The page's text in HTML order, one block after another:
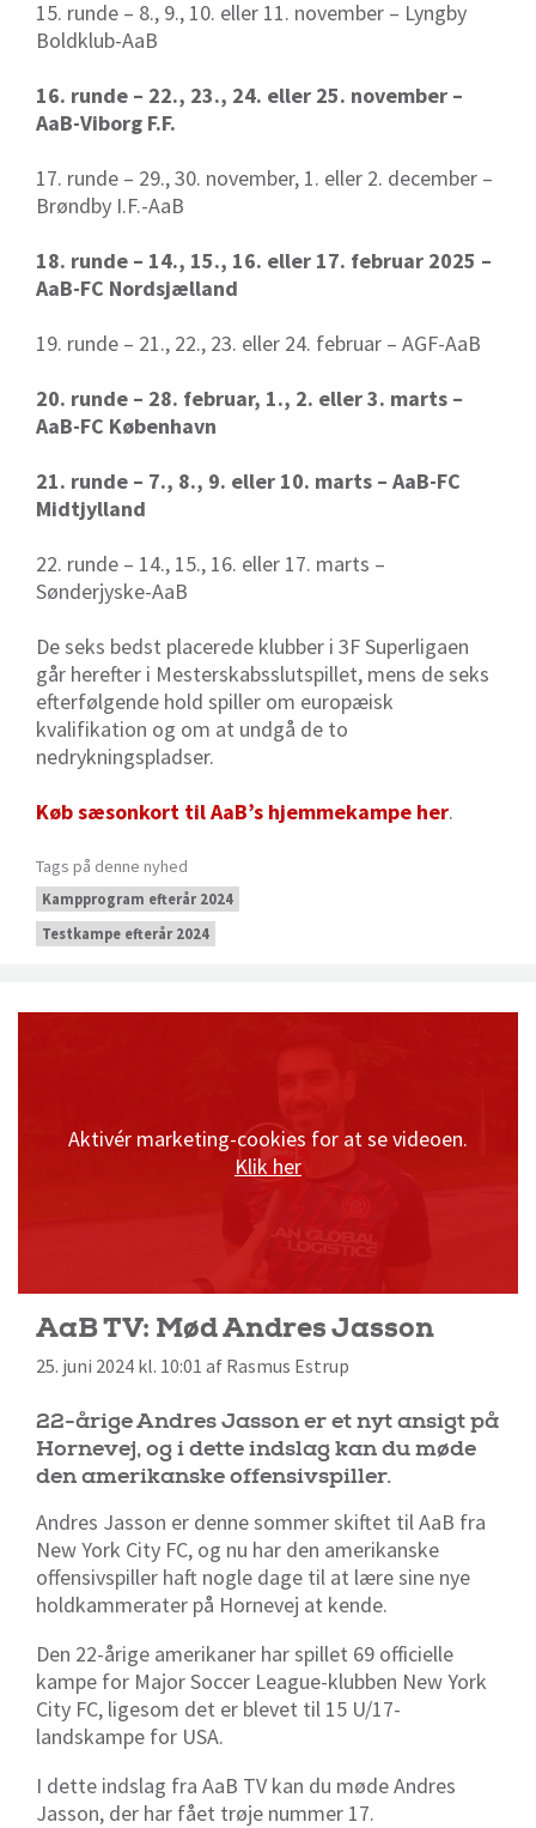
15. runde – 8., 9., 10. eller 11. november – Lyngby
Boldklub-AaB
16. runde – 22., 23., 24. eller 25. november –
AaB-Viborg F.F.
17. runde – 29., 30. november, 1. eller 2. december –
Brøndby I.F.-AaB
18. runde – 14., 15., 16. eller 17. februar 2025 –
AaB-FC Nordsjælland
19. runde – 21., 22., 23. eller 24. februar – AGF-AaB
20. runde – 28. februar, 1., 2. eller 3. marts –
AaB-FC København
21. runde – 7., 8., 9. eller 10. marts – AaB-FC
Midtjylland
22. runde – 14., 15., 16. eller 17. marts –
Sønderjyske-AaB
De seks bedst placerede klubber i 3F Superligaen
går herefter i Mesterskabsslutspillet, mens de seks
efterfølgende hold spiller om europæisk
kvalifikation og om at undgå de to
nedrykningspladser.
Køb sæsonkort til AaB’s hjemmekampe her.
Tags på denne nyhed
Kampprogram efterår 2024
Testkampe efterår 2024
Aktivér marketing-cookies for at se videoen.
Klik her
AaB TV: Mød Andres Jasson
25. juni 2024 kl. 10:01 af Rasmus Estrup
22-årige Andres Jasson er et nyt ansigt på
Hornevej, og i dette indslag kan du møde
den amerikanske offensivspiller.
Andres Jasson er denne sommer skiftet til AaB fra
New York City FC, og nu har den amerikanske
offensivspiller haft nogle dage til at lære sine nye
holdkammerater på Hornevej at kende.
Den 22-årige amerikaner har spillet 69 officielle
kampe for Major Soccer League-klubben New York
City FC, ligesom det er blevet til 15 U/17-
landskampe for USA.
I dette indslag fra AaB TV kan du møde Andres
Jasson, der har fået trøje nummer 17.